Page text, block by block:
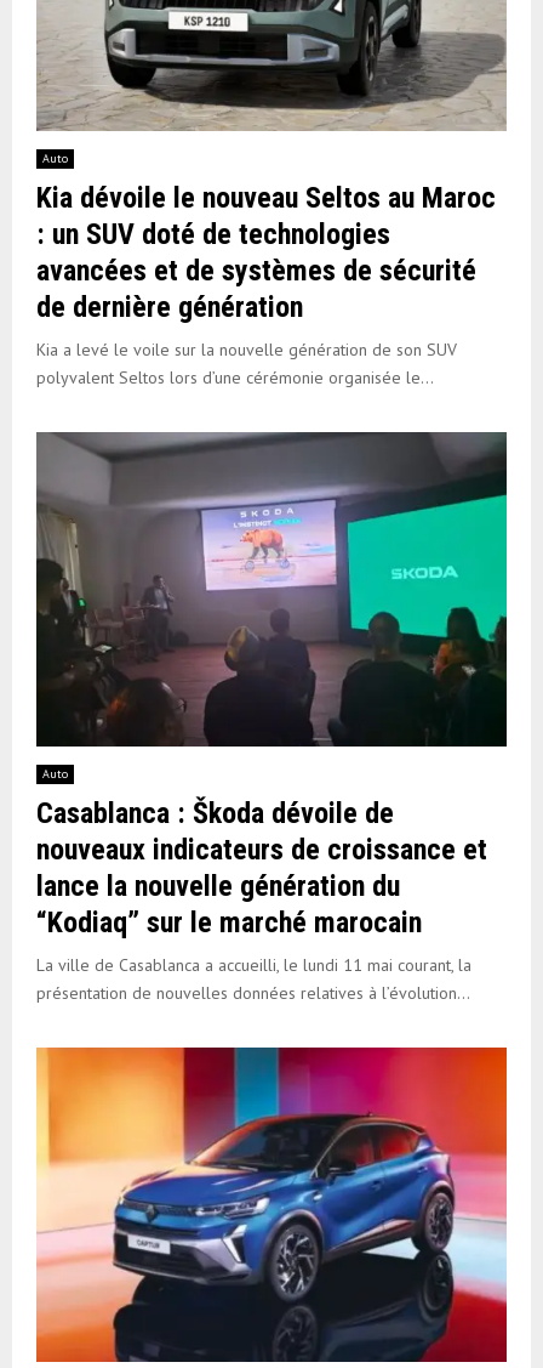
Auto
Kia dévoile le nouveau Seltos au Maroc
: un SUV doté de technologies
avancées et de systèmes de sécurité
de dernière génération
Kia a levé le voile sur la nouvelle génération de son SUV
polyvalent Seltos lors d’une cérémonie organisée le...
Auto
Casablanca : Škoda dévoile de
nouveaux indicateurs de croissance et
lance la nouvelle génération du
“Kodiaq” sur le marché marocain
La ville de Casablanca a accueilli, le lundi 11 mai courant, la
présentation de nouvelles données relatives à l’évolution...